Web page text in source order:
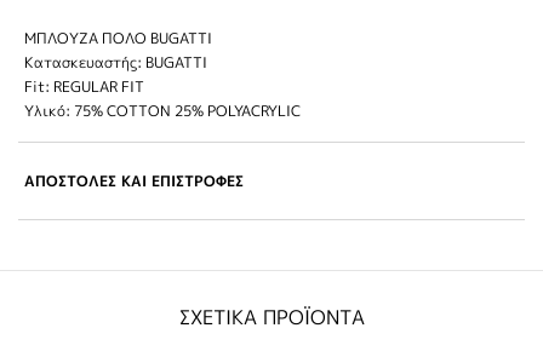
ΜΠΛΟΥΖΑ ΠΟΛΟ BUGATTI
Κατασκευαστής: BUGATTI
Fit: REGULAR FIT
Υλικό: 75% COTTON 25% POLYACRYLIC
ΑΠΟΣΤΟΛΕΣ ΚΑΙ ΕΠΙΣΤΡΟΦΕΣ
ΣΧΕΤΙΚΑ ΠΡΟΪΟΝΤΑ